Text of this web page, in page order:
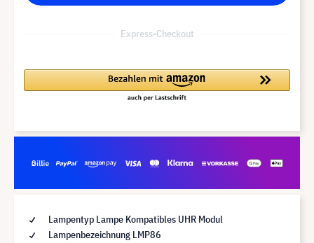
Express-Checkout
Lampentyp Lampe Kompatibles UHR Modul
Lampenbezeichnung LMP86